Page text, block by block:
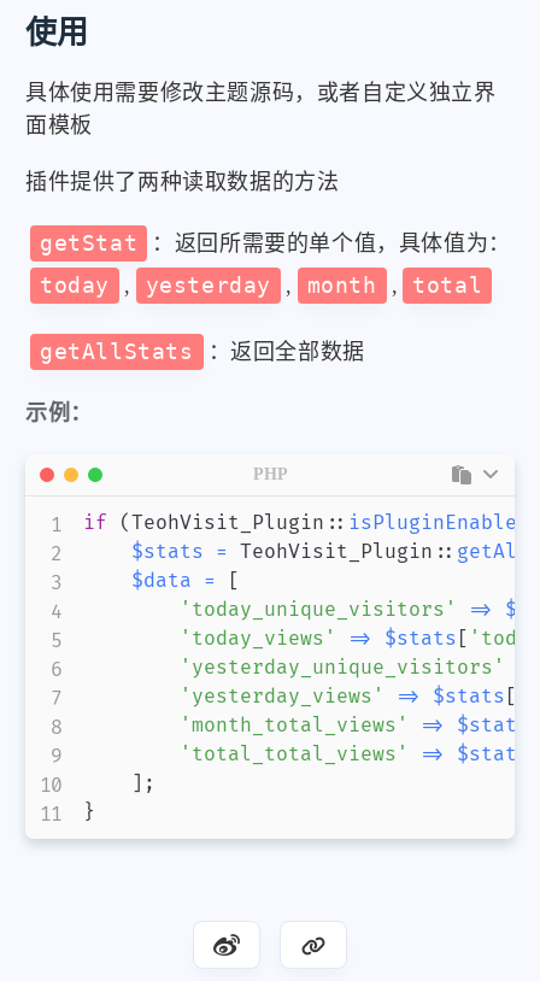
使用
具体使用需要修改主题源码，或者自定义独立界
面模板
插件提供了两种读取数据的方法
getStat
：返回所需要的单个值，具体值为：
today
, yesterday , month , total
getAllStats ：返回全部数据
示例：
if ( TeohVisit_Plugin :: isPluginEnabled
$stats = TeohVisit_Plugin ::
$data =
[
'today_unique_visitors'
=>
'today_views'
=> $stats [
'yesterday_unique_visitors'
'yesterday_views'
=> $stats [
'month_total_views'
=> $stats
'total_total_views'
=> $stats
] ;
}
PHP